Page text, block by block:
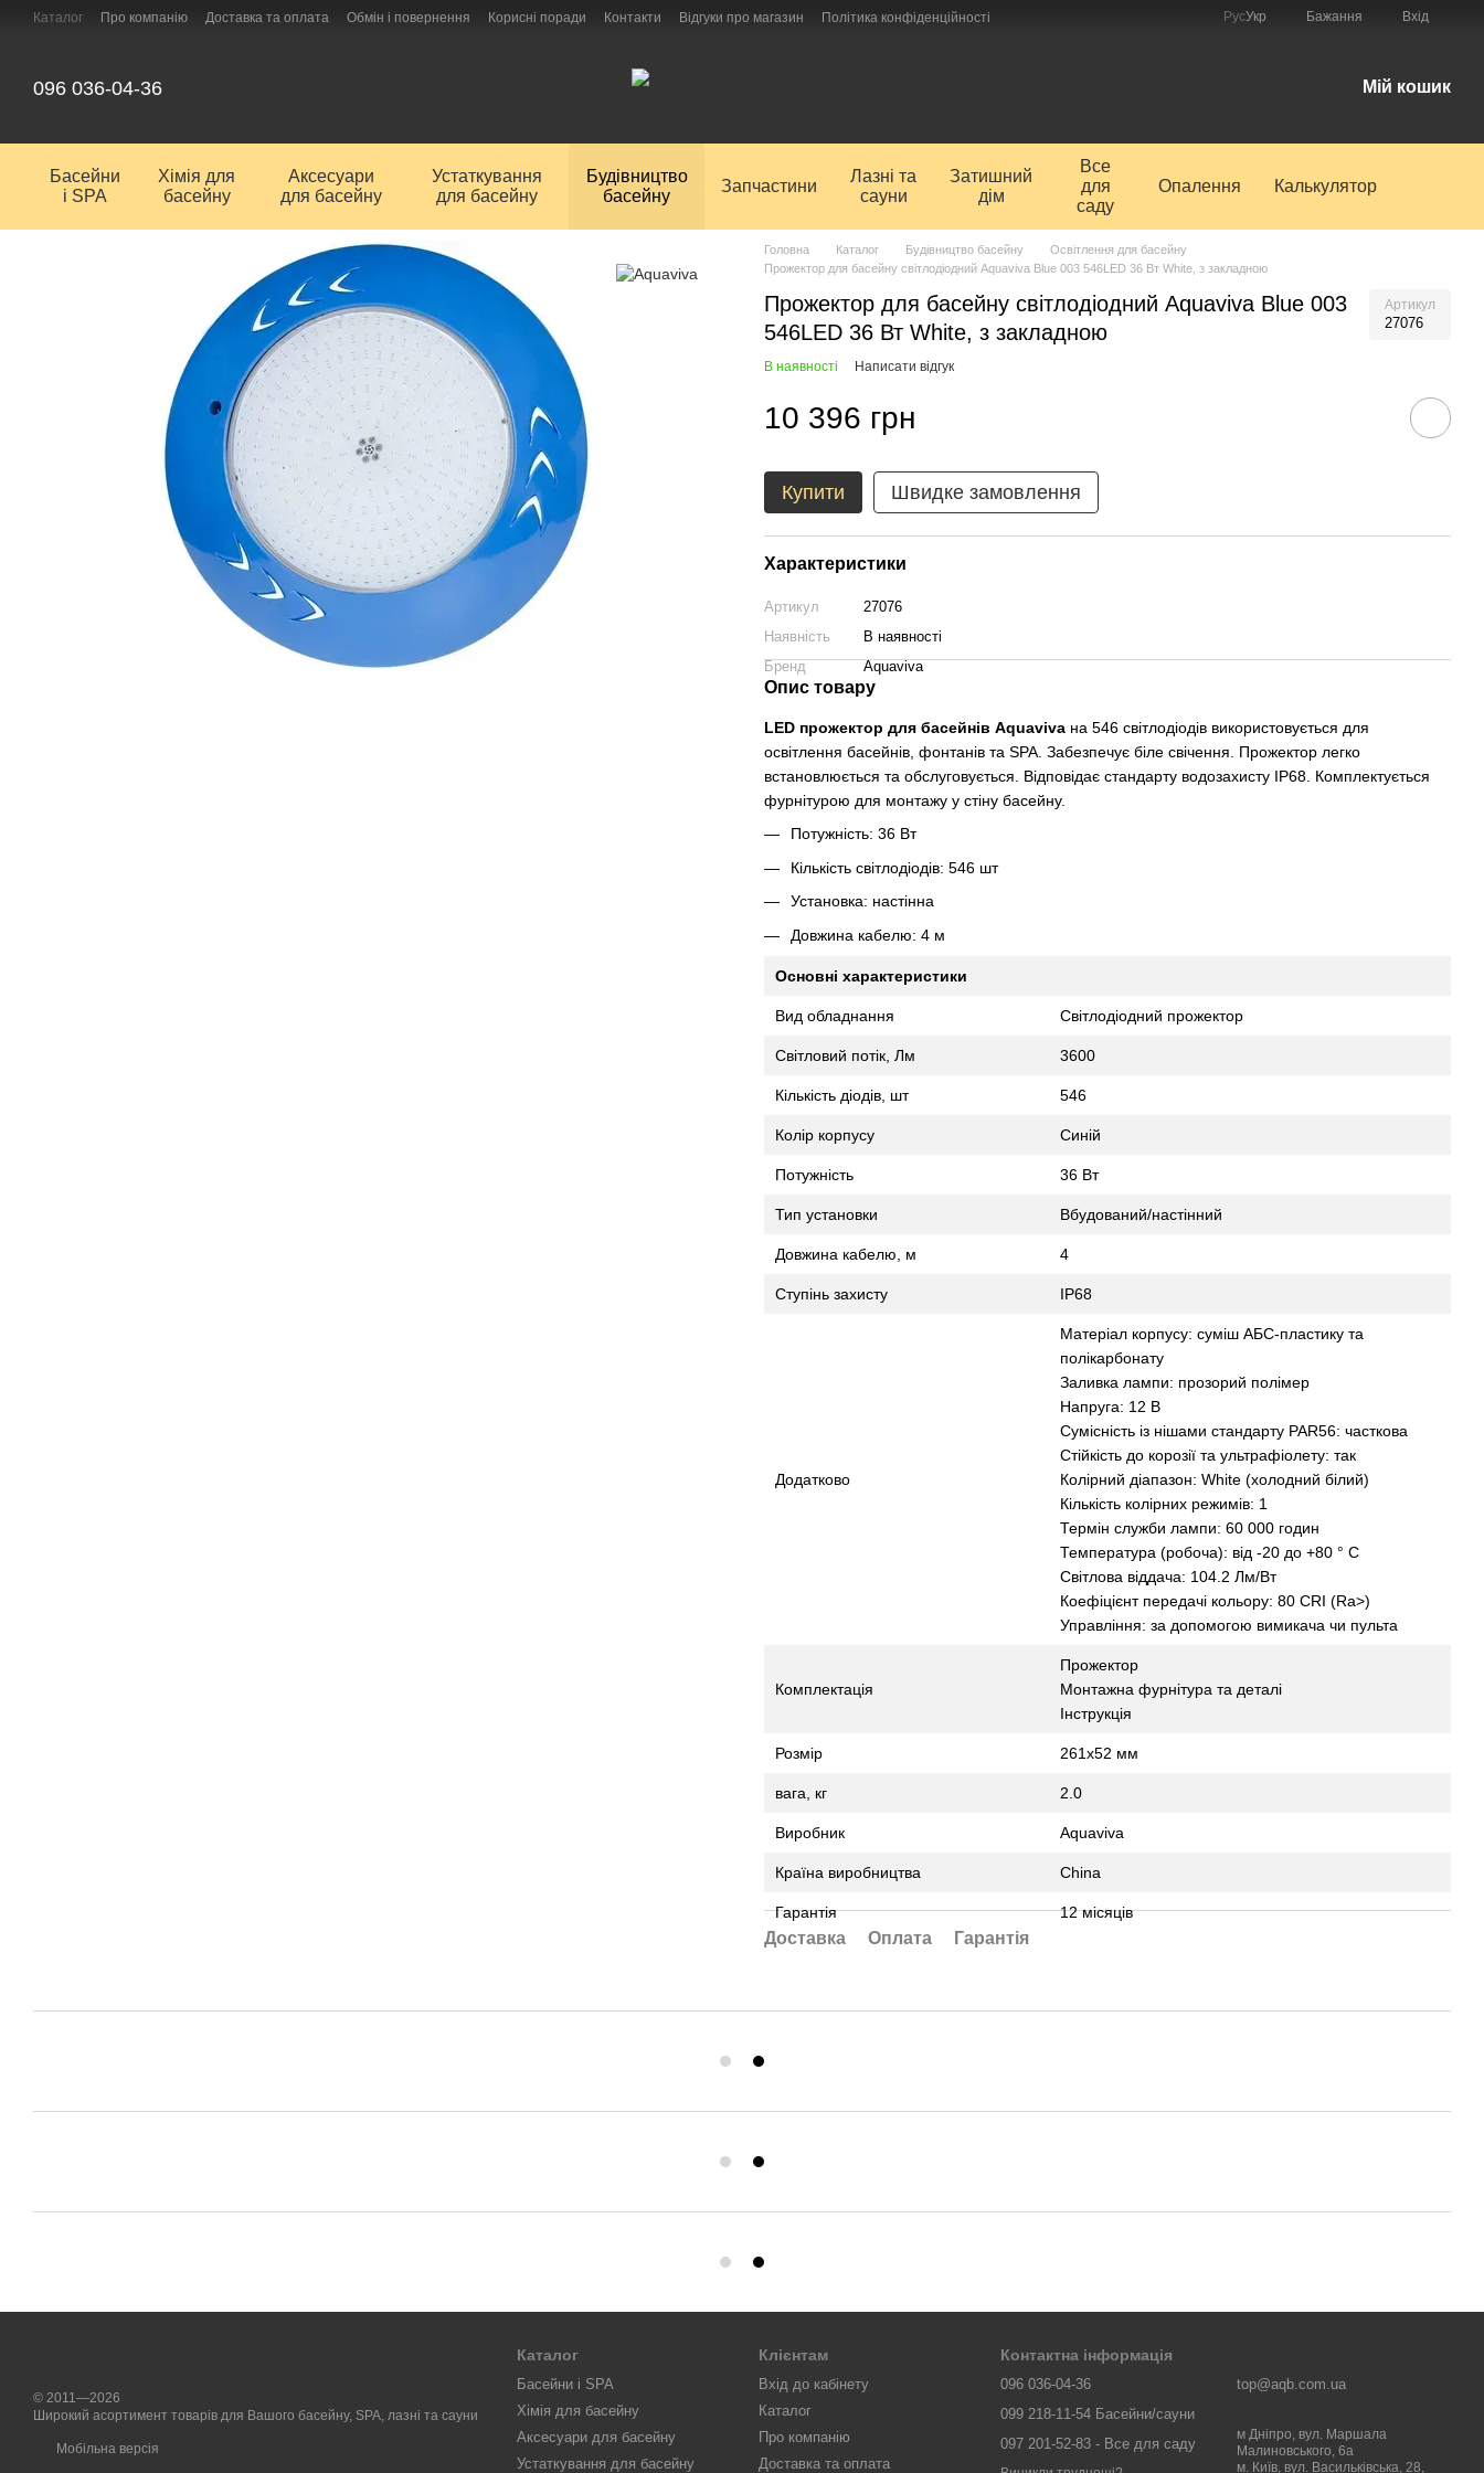
Перейти до основного контенту
Каталог Про компанію Доставка та оплата Обмін і повернення Корисні поради Контакти Відгуки про магазин Політика конфіденційності РусУкр Бажання Вхід
096 036-04-36 Мій кошик
Басейни
і SPA
Хімія для
басейну
Аксесуари
для басейну
Устаткування
для басейну
Будівництво
басейну
Запчастини
Лазні та
сауни
Затишний
дім
Все
для
саду
Опалення Калькулятор
Головна Каталог Будівництво басейну
Освітлення для басейну
Прожектор для басейну світлодіодний Aquaviva Blue 003 546LED 36 Вт White, з закладною
Прожектор для басейну світлодіодний Aquaviva Blue 003
546LED 36 Вт White, з закладною
Артикул
27076
В наявності Написати відгук
10 396 грн
Купити Швидке замовлення
Характеристики
Артикул
27076
Наявність
В наявності
Бренд
Aquaviva
Опис товару
LED прожектор для басейнів Aquaviva на 546 світлодіодів використовується для
освітлення басейнів, фонтанів та SPA. Забезпечує біле свічення. Прожектор легко
встановлюється та обслуговується. Відповідає стандарту водозахисту IP68. Комплектується
фурнітурою для монтажу у стіну басейну.
Потужність: 36 Вт
Кількість світлодіодів: 546 шт
Установка: настінна
Довжина кабелю: 4 м
Основні характеристики
Вид обладнання Світлодіодний прожектор
Світловий потік, Лм 3600
Кількість діодів, шт 546
Колір корпусу Синій
Потужність 36 Вт
Тип установки Вбудований/настінний
Довжина кабелю, м 4
Ступінь захисту IP68
Додатково
Матеріал корпусу: суміш АБС-пластику та
полікарбонату
Заливка лампи: прозорий полімер
Напруга: 12 В
Сумісність із нішами стандарту PAR56: часткова
Стійкість до корозії та ультрафіолету: так
Колірний діапазон: White (холодний білий)
Кількість колірних режимів: 1
Термін служби лампи: 60 000 годин
Температура (робоча): від -20 до +80 ° С
Світлова віддача: 104.2 Лм/Вт
Коефіцієнт передачі кольору: 80 CRI (Ra>)
Управління: за допомогою вимикача чи пульта
Комплектація
Прожектор
Монтажна фурнітура та деталі
Інструкція
Розмір 261х52 мм
вага, кг 2.0
Виробник Aquaviva
Країна виробництва China
Гарантія 12 місяців
Доставка Оплата Гарантія
© 2011—2026
Широкий асортимент товарів для Вашого басейну, SPA, лазні та сауни
Мобільна версія
Каталог
Басейни і SPA
Хімія для басейну
Аксесуари для басейну
Устаткування для басейну
Клієнтам
Вхід до кабінету
Каталог
Про компанію
Доставка та оплата
Контактна інформація
096 036-04-36
099 218-11-54 Басейни/сауни
097 201-52-83 - Все для саду
top@aqb.com.ua
м Дніпро, вул. Маршала
Малиновського, 6а
м. Київ, вул. Васильківська, 28,